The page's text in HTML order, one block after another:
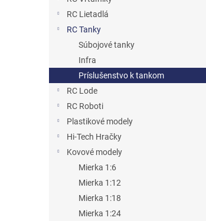
RC Lietadlá
RC Tanky
Súbojové tanky
Infra
Príslušenstvo k tankom
RC Lode
RC Roboti
Plastikové modely
Hi-Tech Hračky
Kovové modely
Mierka 1:6
Mierka 1:12
Mierka 1:18
Mierka 1:24